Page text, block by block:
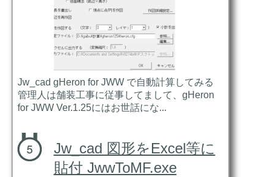
Jw_cad gHeron for JWW で自動計算してみる
管理人は舗装工事に従事してまして、gHeron
for JWW Ver.1.25にはお世話にな...
Jw_cad 図形をExcel等に
貼付 JwwToMF.exe